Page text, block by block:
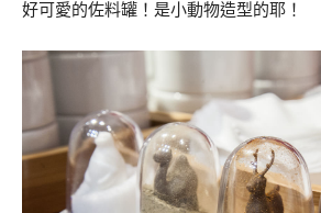
好可愛的佐料罐！是小動物造型的耶！